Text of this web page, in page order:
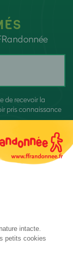
de recevoir la
pris connaissance
intacte.
petits cookies